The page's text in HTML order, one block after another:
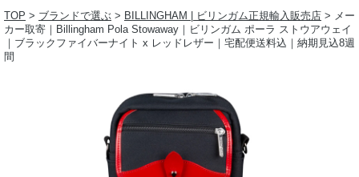
TOP > ブランドで選ぶ > BILLINGHAM | ビリンガム正規輸入販売店 > メー
カー取寄｜Billingham Pola Stowaway｜ビリンガム ポーラ ストウアウェイ
｜ブラックファイバーナイト x レッドレザー｜宅配便送料込｜納期見込8週
間